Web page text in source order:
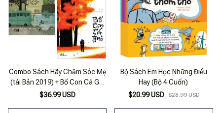
Combo Sách Hãy Chăm Sóc Mẹ
(tái Bản 2019) + Bố Con Cá Gai
(tái Bản 2019) (bộ 2 Cuốn)
$36.99 USD
Bộ Sách Em Học Những Điều
Hay (Bộ 4 Cuốn)
$20.99 USD $28.99 USD